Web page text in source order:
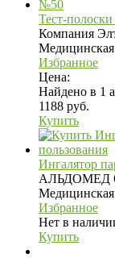
Тест-
Компания
Медицинская
Избранное
Цена:
Найдено в 1
1188 руб.
Купить
Ингалятор
АЛЬДОМЕД
Медицинская
Избранное
Нет в
Купить